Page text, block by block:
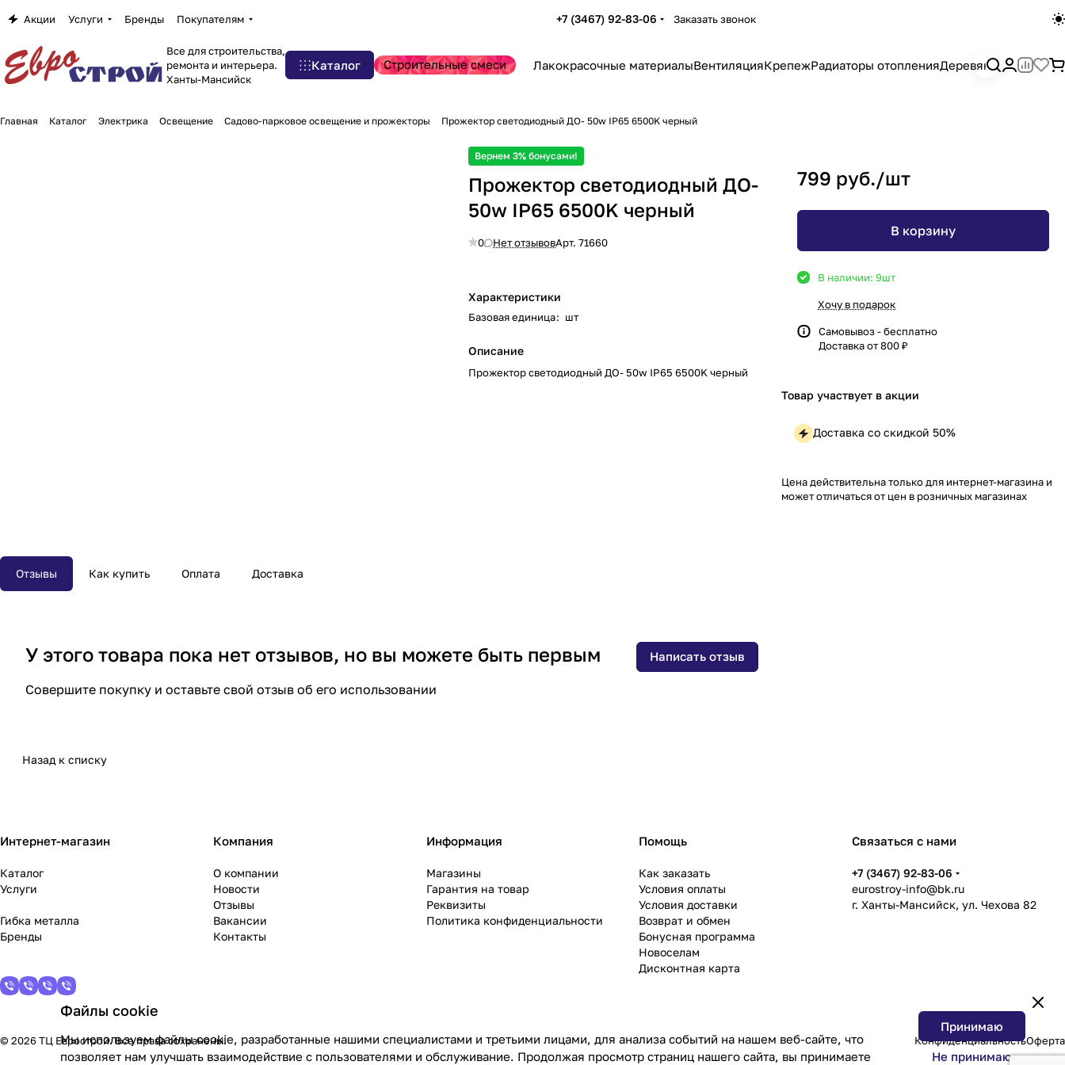
Акции Услуги Бренды Покупателям +7 (3467) 92-83-06 Заказать звонок
Все для строительства,
ремонта и интерьера.
Ханты-Мансийск
Каталог Строительные смеси Лакокрасочные материалыВентиляцияКрепежРадиаторы отопленияДеревянный
Главная Каталог Электрика Освещение Садово-парковое освещение и прожекторы Прожектор светодиодный ДО- 50w IP65 6500K черный
Вернем 3% бонусами!
Прожектор светодиодный ДО-
50w IP65 6500K черный
0 Нет отзывовАрт.71660
Характеристики
Базовая единица: шт
Описание
Прожектор светодиодный ДО- 50w IP65 6500K черный
799 руб./шт
В корзину
В наличии: 9шт
Хочу в подарок
Самовывоз - бесплатно
Доставка от 800 ₽
Товар участвует в акции
Доставка со скидкой 50%
Цена действительна только для интернет-магазина и
может отличаться от цен в розничных магазинах
Отзывы Как купить Оплата Доставка
У этого товара пока нет отзывов, но вы можете быть первым
Совершите покупку и оставьте свой отзыв об его использовании
Написать отзыв
Назад к списку
Интернет-магазин
Каталог
Услуги
Гибка металла
Бренды
Компания
О компании
Новости
Отзывы
Вакансии
Контакты
Информация
Магазины
Гарантия на товар
Реквизиты
Политика конфиденциальности
Помощь
Как заказать
Условия оплаты
Условия доставки
Возврат и обмен
Бонусная программа
Новоселам
Дисконтная карта
Связаться с нами
+7 (3467) 92-83-06
eurostroy-info@bk.ru
г. Ханты-Мансийск, ул. Чехова 82
© 2026 ТЦ Еврострой. Все права сохранены. КонфиденциальностьОферта
Файлы cookie
Мы используем файлы cookie, разработанные нашими специалистами и третьими лицами, для анализа событий на нашем веб-сайте, что
позволяет нам улучшать взаимодействие с пользователями и обслуживание. Продолжая просмотр страниц нашего сайта, вы принимаете
Принимаю
Не принимаю